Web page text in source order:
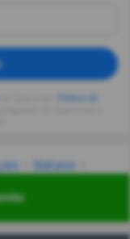
Italiano
汉语